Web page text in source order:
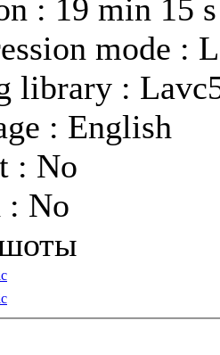
: 19 min 15 s
mode :
library :
: English
: No
: No